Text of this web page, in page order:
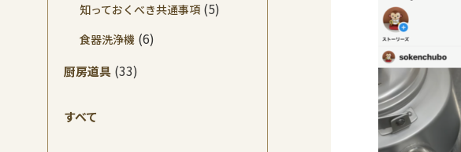
知っておくべき共通事項 (5)
食器洗浄機 (6)
厨房道具 (33)
すべて